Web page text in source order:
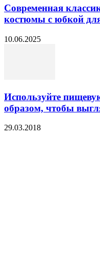
Современная
костюмы с юбкой
10.06.2025
Используйте
образом, чтобы
29.03.2018